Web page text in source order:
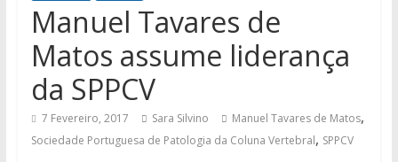
Manuel Tavares de
Matos assume liderança
da SPPCV
7 Fevereiro, 2017 Sara Silvino Manuel Tavares de Matos,
Sociedade Portuguesa de Patologia da Coluna Vertebral, SPPCV